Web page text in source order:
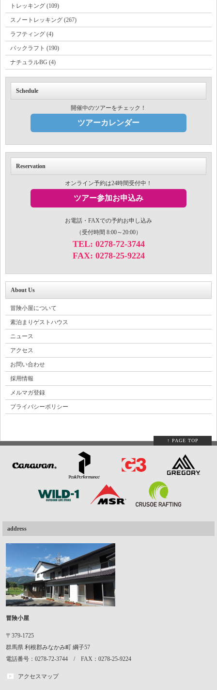
トレッキング (109)
スノートレッキング (267)
ラフティング (4)
パックラフト (190)
ナチュラルBG (4)
Schedule
開催中のツアーをチェック！
ツアーカレンダー
Reservation
オンライン予約は24時間受付中！
ツアー参加お申込み
お電話・FAXでの予約お申し込み
（受付時間 8:00～20:00）
TEL: 0278-72-3744
FAX: 0278-25-9224
About Us
冒険小屋について
素泊まりゲストハウス
ニュース
アクセス
お問い合わせ
採用情報
メルマガ登録
プライバシーポリシー
↑ PAGE TOP
address
冒険小屋
〒379-1725
群馬県 利根郡みなかみ町 綱子57
電話番号：0278-72-3744 / FAX：0278-25-9224
アクセスマップ